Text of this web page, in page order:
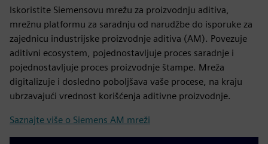
Iskoristite Siemensovu mrežu za proizvodnju aditiva,
mrežnu platformu za saradnju od narudžbe do isporuke za
zajednicu industrijske proizvodnje aditiva (AM). Povezuje
aditivni ecosystem, pojednostavljuje proces saradnje i
pojednostavljuje proces proizvodnje štampe. Mreža
digitalizuje i dosledno poboljšava vaše procese, na kraju
ubrzavajući vrednost korišćenja aditivne proizvodnje.
Saznajte više o Siemens AM mreži